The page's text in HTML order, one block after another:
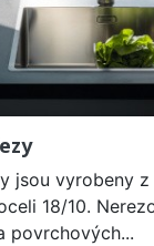
jsou vyrobeny
18/10.
povrchových...